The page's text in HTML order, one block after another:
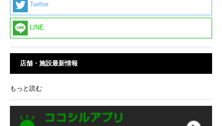
Twitter
LINE
店舗・施設最新情報
もっと読む